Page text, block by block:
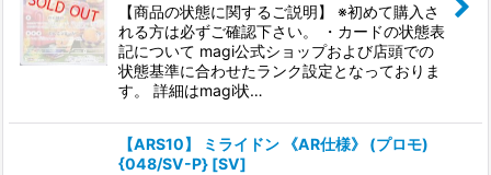
【商品の状態に関するご説明】 ※初めて購入さ
れる方は必ずご確認下さい。 ・カードの状態表
記について magi公式ショップおよび店頭での
状態基準に合わせたランク設定となっておりま
す。 詳細はmagi状…
【ARS10】 ミライドン 《AR仕様》 (プロモ)
{048/SV-P} [SV]